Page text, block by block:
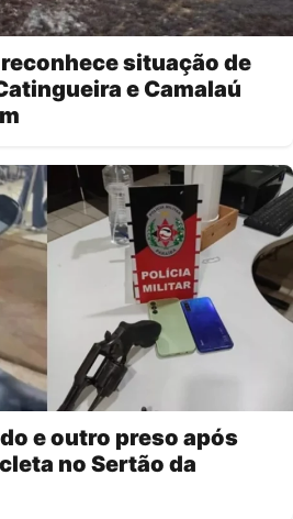
situação de
e Camalaú
e outro preso após
no Sertão da